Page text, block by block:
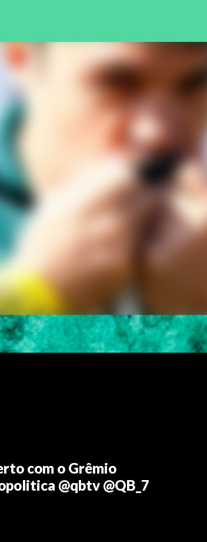
com o Grêmio
@qbtv @QB_7